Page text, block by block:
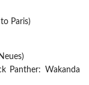
Paris)
Panther: Wakanda